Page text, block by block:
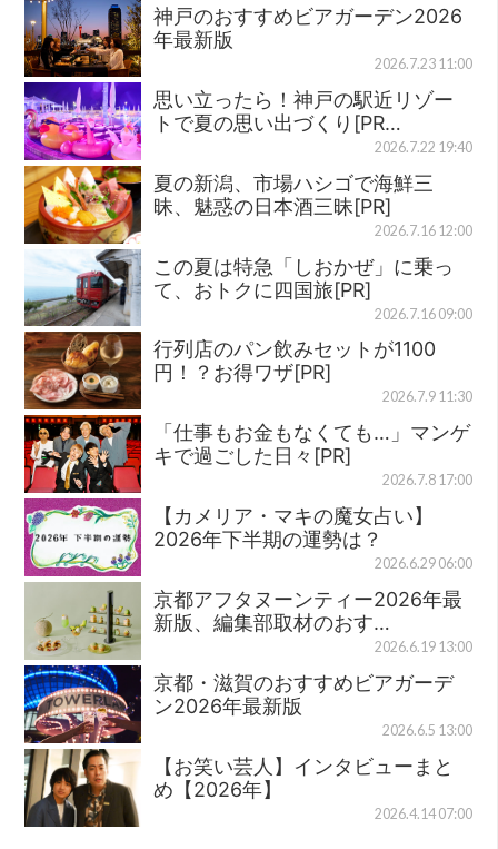
神戸のおすすめビアガーデン2026
年最新版
2026.7.23 11:00
思い立ったら！神戸の駅近リゾー
トで夏の思い出づくり[PR…
2026.7.22 19:40
夏の新潟、市場ハシゴで海鮮三
昧、魅惑の日本酒三昧[PR]
2026.7.16 12:00
この夏は特急「しおかぜ」に乗っ
て、おトクに四国旅[PR]
2026.7.16 09:00
行列店のパン飲みセットが1100
円！？お得ワザ[PR]
2026.7.9 11:30
「仕事もお金もなくても…」マンゲ
キで過ごした日々[PR]
2026.7.8 17:00
【カメリア・マキの魔女占い】
2026年下半期の運勢は？
2026.6.29 06:00
京都アフタヌーンティー2026年最
新版、編集部取材のおす…
2026.6.19 13:00
京都・滋賀のおすすめビアガーデ
ン2026年最新版
2026.6.5 13:00
【お笑い芸人】インタビューまと
め【2026年】
2026.4.14 07:00